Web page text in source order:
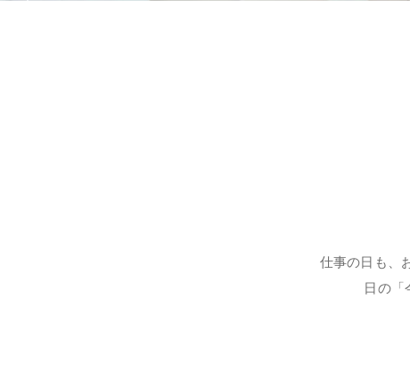
仕事の日も、
日の「